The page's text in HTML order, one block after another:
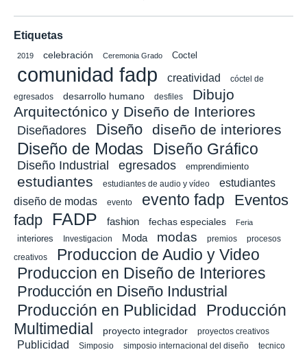
Etiquetas
2019 celebración Ceremonia Grado Coctel
comunidad fadp creatividad
cóctel de
egresados
desarrollo humano desfiles
Dibujo
Arquitectónico y Diseño de Interiores
Diseñadores Diseño diseño de interiores
Diseño de Modas Diseño Gráfico
Diseño Industrial egresados emprendimiento
estudiantes estudiantes de audio y vídeo
estudiantes
diseño de modas
evento evento fadp
Eventos
fadp
FADP fashion fechas especiales Feria
interiores Investigacion Moda modas premios procesos
creativos Produccion de Audio y Video
Produccion en Diseño de Interiores
Producción en Diseño Industrial
Producción en Publicidad
Producción
Multimedial
proyecto integrador proyectos creativos
Publicidad Simposio simposio internacional del diseño
tecnico